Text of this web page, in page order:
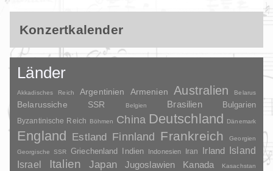
Konzertkalender
Länder
Akkadisches Reich Argentinien Armenien Australien Belarus
Belarussiche SSR Belgien Brasilien Bulgarien
Byzantinische Reich Böhmen China Deutschland Dänemark
England Estland Finnland Frankreich
Georgien
Georgische SSR
Griechenland Indien Indonesien Iran Irland
Island
Israel
Italien Japan Jugoslawien Kanada Kasachstan